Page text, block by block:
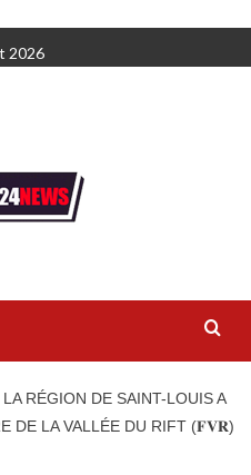
2026
RÉGION DE SAINT-LOUIS A
DE LA VALLÉE DU RIFT (𝐅𝐕𝐑)